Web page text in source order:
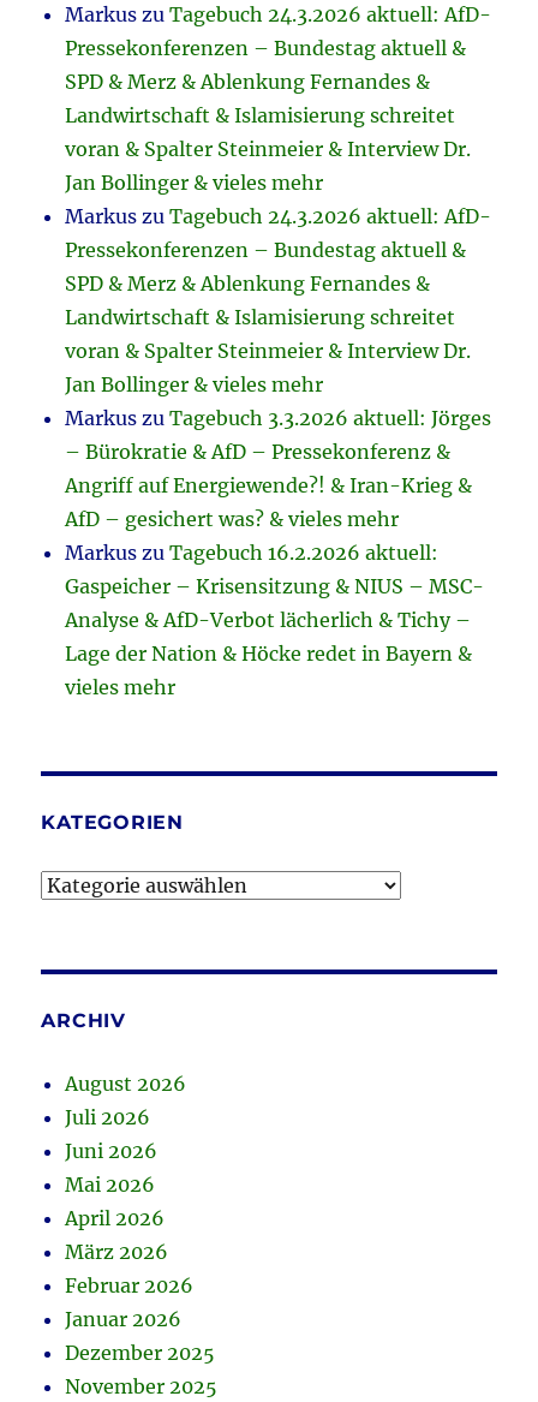
Markus zuTagebuch 24.3.2026 aktuell: AfD-
Pressekonferenzen – Bundestag aktuell &
SPD & Merz & Ablenkung Fernandes &
Landwirtschaft & Islamisierung schreitet
voran & Spalter Steinmeier & Interview Dr.
Jan Bollinger & vieles mehr
Markus zuTagebuch 24.3.2026 aktuell: AfD-
Pressekonferenzen – Bundestag aktuell &
SPD & Merz & Ablenkung Fernandes &
Landwirtschaft & Islamisierung schreitet
voran & Spalter Steinmeier & Interview Dr.
Jan Bollinger & vieles mehr
Markus zuTagebuch 3.3.2026 aktuell: Jörges
– Bürokratie & AfD – Pressekonferenz &
Angriff auf Energiewende?! & Iran-Krieg &
AfD – gesichert was? & vieles mehr
Markus zuTagebuch 16.2.2026 aktuell:
Gaspeicher – Krisensitzung & NIUS – MSC-
Analyse & AfD-Verbot lächerlich & Tichy –
Lage der Nation & Höcke redet in Bayern &
vieles mehr
KATEGORIEN
Kategorien
ARCHIV
August 2026
Juli 2026
Juni 2026
Mai 2026
April 2026
März 2026
Februar 2026
Januar 2026
Dezember 2025
November 2025